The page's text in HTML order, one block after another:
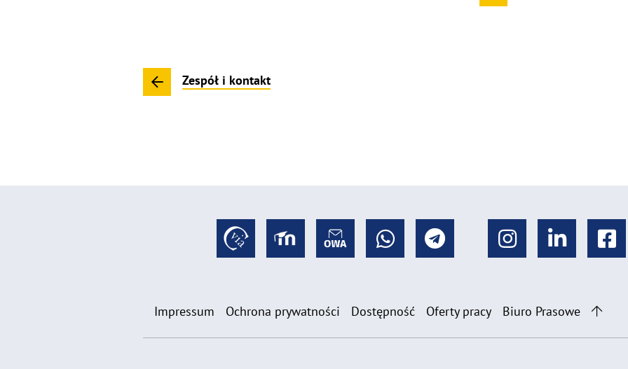
Zespół i kontakt
Impressum Ochrona prywatności Dostępność Oferty pracy Biuro Prasowe